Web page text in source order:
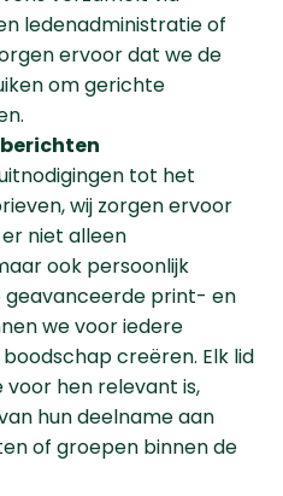
ledenadministratie of
ervoor dat we de
om gerichte
tot het
wij zorgen ervoor
niet alleen
ook persoonlijk
geavanceerde print- en
we voor iedere
creëren. Elk lid
hen relevant is,
hun deelname aan
of groepen binnen de